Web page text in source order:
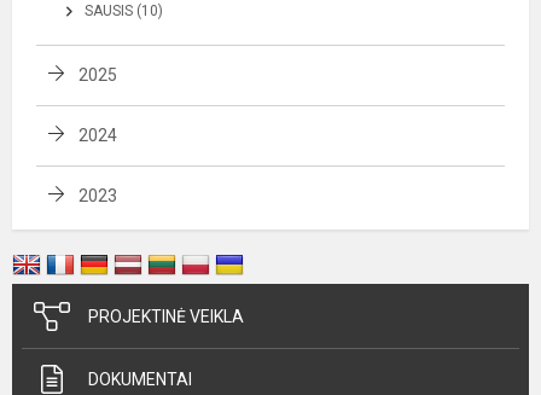
SAUSIS (10)
2025
2024
2023
PROJEKTINĖ VEIKLA
DOKUMENTAI